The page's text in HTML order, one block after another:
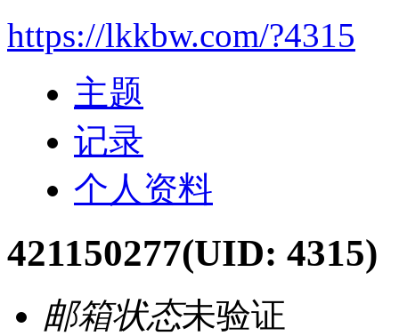
https://lkkbw.com/?4315
主题
记录
个人资料
421150277(UID: 4315)
邮箱状态未验证